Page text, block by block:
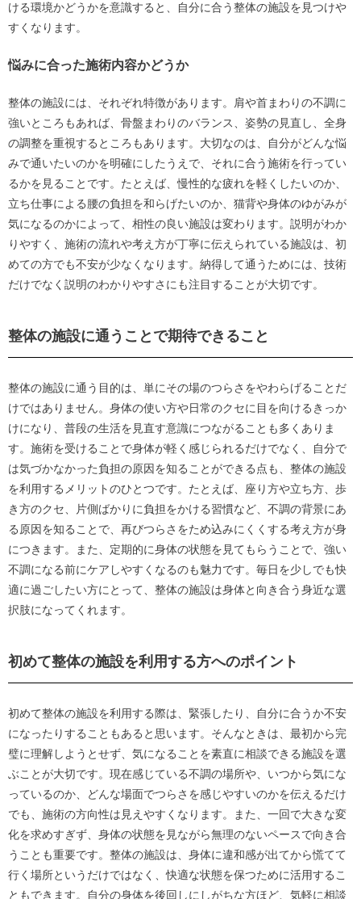
ける環境かどうかを意識すると、自分に合う整体の施設を見つけや
すくなります。
悩みに合った施術内容かどうか
整体の施設には、それぞれ特徴があります。肩や首まわりの不調に
強いところもあれば、骨盤まわりのバランス、姿勢の見直し、全身
の調整を重視するところもあります。大切なのは、自分がどんな悩
みで通いたいのかを明確にしたうえで、それに合う施術を行ってい
るかを見ることです。たとえば、慢性的な疲れを軽くしたいのか、
立ち仕事による腰の負担を和らげたいのか、猫背や身体のゆがみが
気になるのかによって、相性の良い施設は変わります。説明がわか
りやすく、施術の流れや考え方が丁寧に伝えられている施設は、初
めての方でも不安が少なくなります。納得して通うためには、技術
だけでなく説明のわかりやすさにも注目することが大切です。
整体の施設に通うことで期待できること
整体の施設に通う目的は、単にその場のつらさをやわらげることだ
けではありません。身体の使い方や日常のクセに目を向けるきっか
けになり、普段の生活を見直す意識につながることも多くありま
す。施術を受けることで身体が軽く感じられるだけでなく、自分で
は気づかなかった負担の原因を知ることができる点も、整体の施設
を利用するメリットのひとつです。たとえば、座り方や立ち方、歩
き方のクセ、片側ばかりに負担をかける習慣など、不調の背景にあ
る原因を知ることで、再びつらさをため込みにくくする考え方が身
につきます。また、定期的に身体の状態を見てもらうことで、強い
不調になる前にケアしやすくなるのも魅力です。毎日を少しでも快
適に過ごしたい方にとって、整体の施設は身体と向き合う身近な選
択肢になってくれます。
初めて整体の施設を利用する方へのポイント
初めて整体の施設を利用する際は、緊張したり、自分に合うか不安
になったりすることもあると思います。そんなときは、最初から完
璧に理解しようとせず、気になることを素直に相談できる施設を選
ぶことが大切です。現在感じている不調の場所や、いつから気にな
っているのか、どんな場面でつらさを感じやすいのかを伝えるだけ
でも、施術の方向性は見えやすくなります。また、一回で大きな変
化を求めすぎず、身体の状態を見ながら無理のないペースで向き合
うことも重要です。整体の施設は、身体に違和感が出てから慌てて
行く場所というだけではなく、快適な状態を保つために活用するこ
ともできます。自分の身体を後回しにしがちな方ほど、気軽に相談